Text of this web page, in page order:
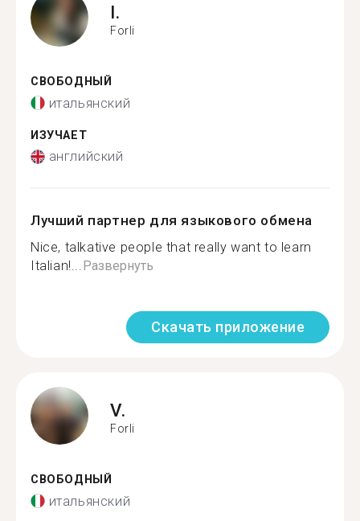
I.
Forli
СВОБОДНЫЙ
итальянский
ИЗУЧАЕТ
английский
Лучший партнер для языкового обмена
Nice, talkative people that really want to learn
Italian!...Развернуть
Скачать приложение
V.
Forli
СВОБОДНЫЙ
итальянский